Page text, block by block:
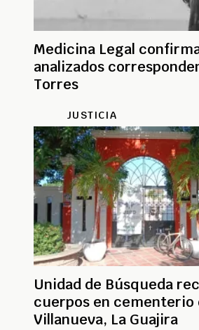
Medicina Legal
analizados
Torres
JUSTICIA
Unidad de Búsqueda
cuerpos en cementerio
Villanueva, La Guajira